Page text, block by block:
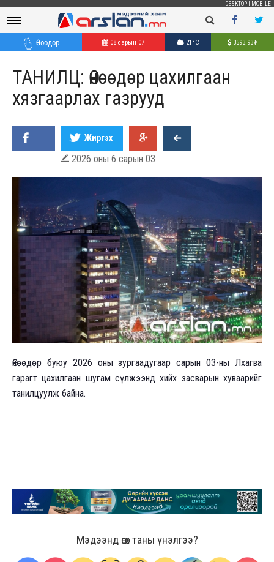
DESKTOP MOBILE
Өнөөдөр 08 сарын 07 21°C 3593.93₮
ТАНИЛЦ: Өнөөдөр цахилгаан
хязгаарлах газрууд
Жиргэх
 2026 оны 6 сарын 03
Өнөөдөр буюу 2026 оны зургаадугаар сарын 03-ны Лхагва
гарагт цахилгаан шугам сүлжээнд хийх засварын хуваарийг
танилцуулж байна.
Мэдээнд өгөх таны үнэлгээ?